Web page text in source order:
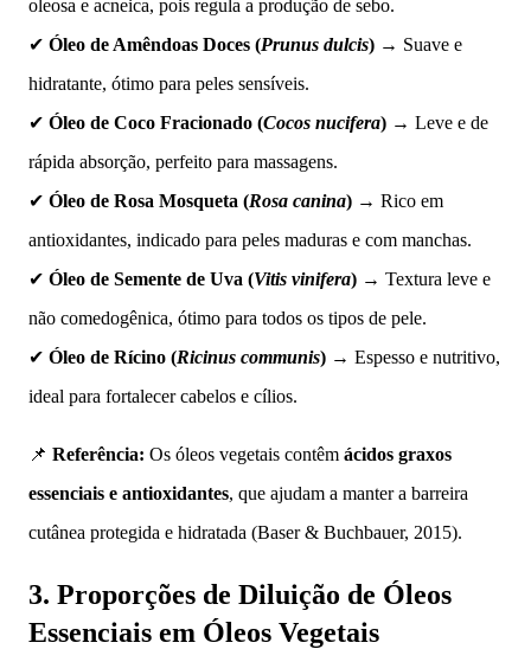
oleosa e acneica, pois regula a produção de sebo.
✔ Óleo de Amêndoas Doces (Prunus dulcis) → Suave e
hidratante, ótimo para peles sensíveis.
✔ Óleo de Coco Fracionado (Cocos nucifera) → Leve e de
rápida absorção, perfeito para massagens.
✔ Óleo de Rosa Mosqueta (Rosa canina) → Rico em
antioxidantes, indicado para peles maduras e com manchas.
✔ Óleo de Semente de Uva (Vitis vinifera) → Textura leve e
não comedogênica, ótimo para todos os tipos de pele.
✔ Óleo de Rícino (Ricinus communis) → Espesso e nutritivo,
ideal para fortalecer cabelos e cílios.
📌 Referência: Os óleos vegetais contêm ácidos graxos
essenciais e antioxidantes, que ajudam a manter a barreira
cutânea protegida e hidratada (Baser & Buchbauer, 2015).
3. Proporções de Diluição de Óleos
Essenciais em Óleos Vegetais